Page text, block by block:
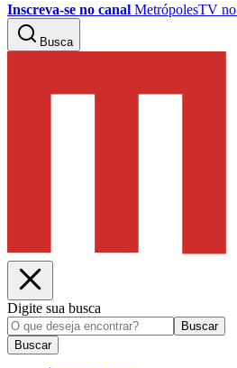
Inscreva-se no canal MetrópolesTV no
Busca
Digite sua busca
Buscar
Buscar